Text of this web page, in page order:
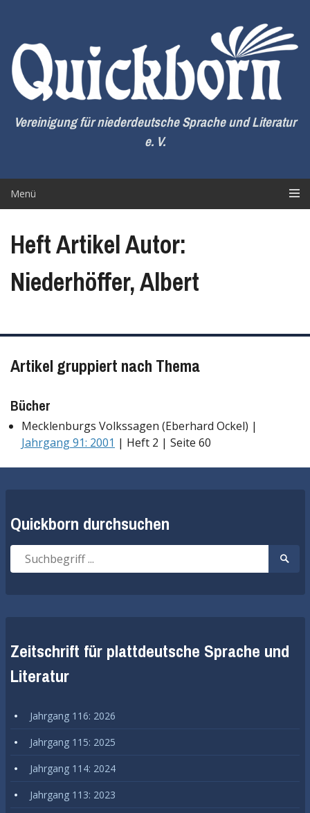
springen
Vereinigung für niederdeutsche Sprache und Literatur
e. V.
Menü
Heft Artikel Autor:
Niederhöffer, Albert
Artikel gruppiert nach Thema
Bücher
Mecklenburgs Volkssagen (Eberhard Ockel) |
Jahrgang 91: 2001 | Heft 2 | Seite 60
Quickborn durchsuchen
Suche
nach:
Suche
Zeitschrift für plattdeutsche Sprache und
Literatur
Jahrgang 116: 2026
Jahrgang 115: 2025
Jahrgang 114: 2024
Jahrgang 113: 2023